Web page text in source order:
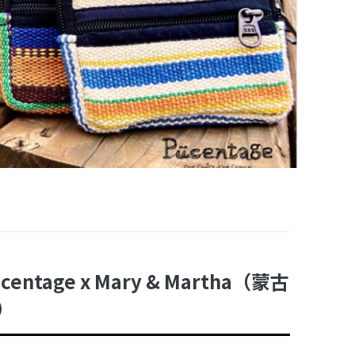
x Mary & Martha（蒙古